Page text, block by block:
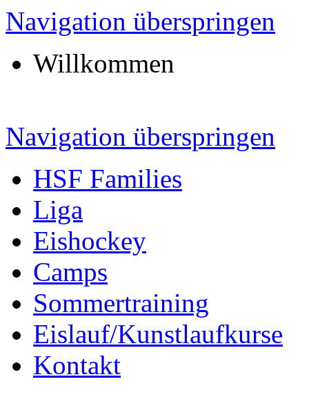
Navigation überspringen
Willkommen
Navigation überspringen
HSF Families
Liga
Eishockey
Camps
Sommertraining
Eislauf/Kunstlaufkurse
Kontakt